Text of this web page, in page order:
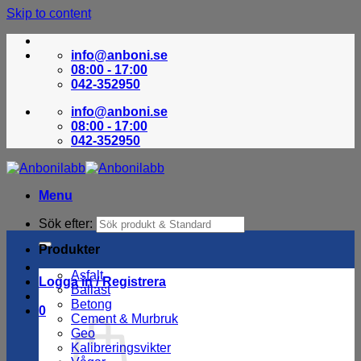
Skip to content
info@anboni.se
08:00 - 17:00
042-352950
info@anboni.se
08:00 - 17:00
042-352950
Menu
Sök efter:
Logga in / Registrera
0
Produkter
Asfalt
Ballast
Betong
Cement & Murbruk
Geo
Kalibreringsvikter